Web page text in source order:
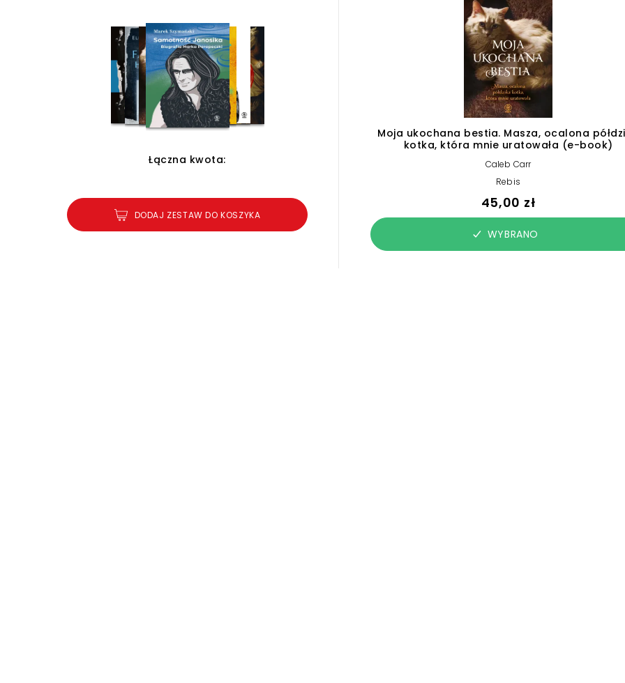
Łączna kwota:
DODAJ ZESTAW DO KOSZYKA
Moja ukochana bestia. Masza, ocalona
kotka, która mnie uratowała (e-book)
Caleb Carr
Rebis
45,00 zł
WYBRANO